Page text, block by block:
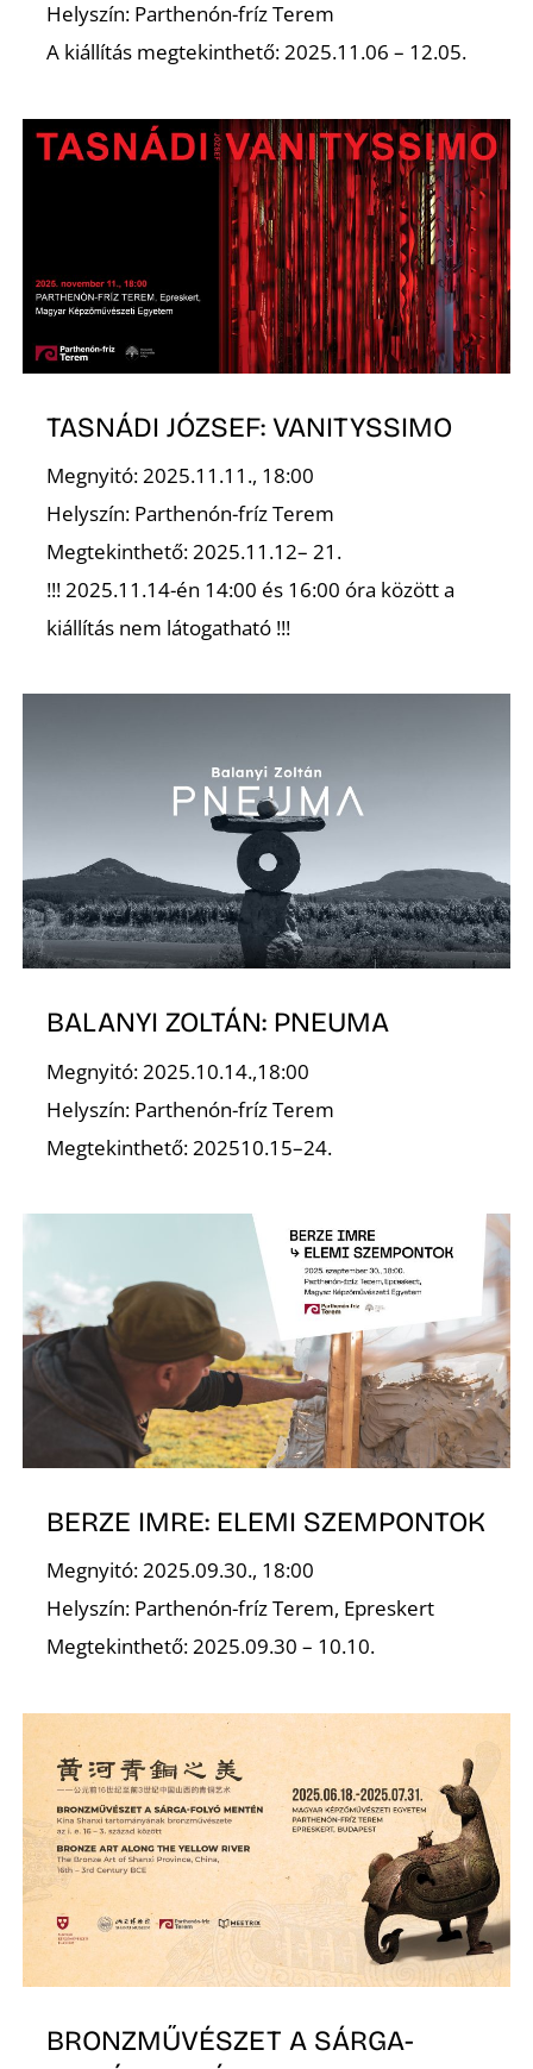
Helyszín: Parthenón-fríz Terem
A kiállítás megtekinthető: 2025.11.06 – 12.05.
TASNÁDI JÓZSEF: VANITYSSIMO
Megnyitó: 2025.11.11., 18:00
Helyszín: Parthenón-fríz Terem
Megtekinthető: 2025.11.12– 21.
!!! 2025.11.14-én 14:00 és 16:00 óra között a
kiállítás nem látogatható !!!
BALANYI ZOLTÁN: PNEUMA
Megnyitó: 2025.10.14.,18:00
Helyszín: Parthenón-fríz Terem
Megtekinthető: 202510.15–24.
BERZE IMRE: ELEMI SZEMPONTOK
Megnyitó: 2025.09.30., 18:00
Helyszín: Parthenón-fríz Terem, Epreskert
Megtekinthető: 2025.09.30 – 10.10.
BRONZMŰVÉSZET A SÁRGA-